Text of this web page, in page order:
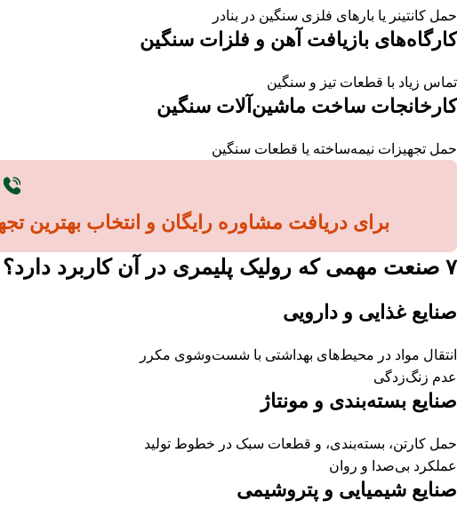
حمل کانتینر یا بارهای فلزی سنگین در بنادر
کارگاه‌های بازیافت آهن و فلزات سنگین
تماس زیاد با قطعات تیز و سنگین
کارخانجات ساخت ماشین‌آلات سنگین
حمل تجهیزات نیمه‌ساخته یا قطعات سنگین
برای دریافت مشاوره رایگان و انتخاب بهترین
۷ صنعت مهمی که رولیک پلیمری در آن کاربرد دارد؟
صنایع غذایی و دارویی
انتقال مواد در محیط‌های بهداشتی با شست‌وشوی مکرر
عدم زنگ‌زدگی
صنایع بسته‌بندی و مونتاژ
حمل کارتن، بسته‌بندی، و قطعات سبک در خطوط تولید
عملکرد بی‌صدا و روان
صنایع شیمیایی و پتروشیمی